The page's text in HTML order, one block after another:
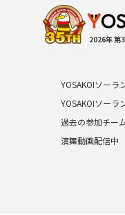
2026年 第
YOSAKOIソーラ
YOSAKOIソーラ
過去の参加チー
演舞動画配信中